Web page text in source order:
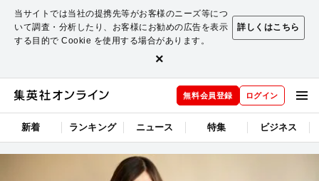
当サイトでは当社の提携先等がお客様のニーズ等につ
いて調査・分析したり、お客様にお勧めの広告を表示
する目的で Cookie を使用する場合があります。
詳しくはこちら
×
無料会員登録 ログイン
新着 ランキング ニュース 特集 ビジネス